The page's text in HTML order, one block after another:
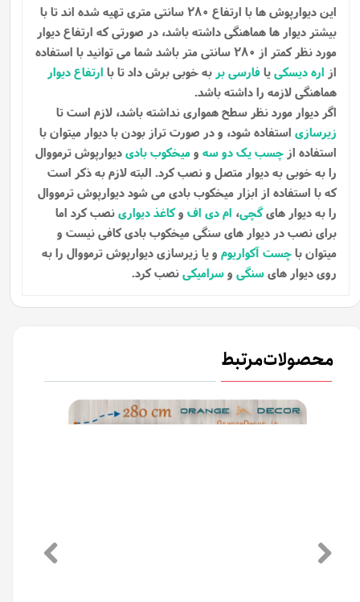
این دیوارپوش ها با ارتفاع 280 سانتی متری تهیه شده اند تا با
بیشتر دیوار ها هماهنگی داشته باشد، در صورتی که ارتفاع دیوار
مورد نظر کمتر از 280 سانتی متر باشد شما می توانید با استفاده
از اره دیسکییافارسی بر به خوبی برش داد تا با ارتفاع دیوار
هماهنگی لازمه را داشته باشد.
اگر دیوار مورد نظر سطح همواری نداشته باشد، لازم است تا
زیرسازی استفاده شود، و در صورت تراز بودن با دیوار میتوان با
استفاده از چسب یک دو سه ومیخکوب بادیدیوارپوش ترمووال
را به خوبی به دیوار متصل و نصب کرد. البته لازم به ذکر است
که با استفاده از ابزار میخکوب بادی می شود دیوارپوش ترمووال
را به دیوار هایگچی، ام دی اف وکاغذ دیوارینصب کرد اما
برای نصب در دیوار های سنگی میخکوب بادی کافی نیست و
میتوان باچست آکواریوم و یا زیرسازی دیوارپوش ترمووال را به
روی دیوار هایسنگی وسرامیکینصب کرد.
محصولات مرتبط